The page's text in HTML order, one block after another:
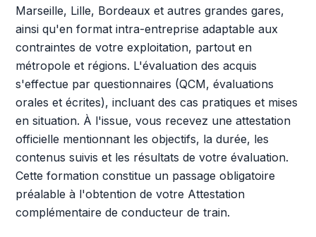
Marseille, Lille, Bordeaux et autres grandes gares,
ainsi qu'en format intra-entreprise adaptable aux
contraintes de votre exploitation, partout en
métropole et régions. L'évaluation des acquis
s'effectue par questionnaires (QCM, évaluations
orales et écrites), incluant des cas pratiques et mises
en situation. À l'issue, vous recevez une attestation
officielle mentionnant les objectifs, la durée, les
contenus suivis et les résultats de votre évaluation.
Cette formation constitue un passage obligatoire
préalable à l'obtention de votre Attestation
complémentaire de conducteur de train.